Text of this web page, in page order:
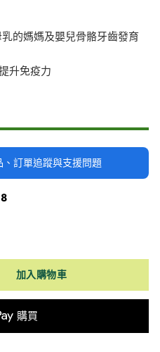
的媽媽及嬰兒骨骼牙齒發育
升免疫力
訂單追蹤與支援問題
加入購物車